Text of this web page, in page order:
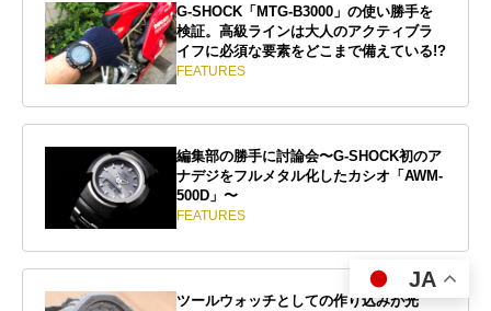
G-SHOCK「MTG-B3000」の使い勝手を
検証。高級ラインは大人のアクティブラ
イフに必須な要素をどこまで備えている!?
FEATURES
編集部の勝手に討論会〜G-SHOCK初のア
ナデジをフルメタル化したカシオ「AWM-
500D」〜
FEATURES
ツールウォッチとしての作り込みが光
JA